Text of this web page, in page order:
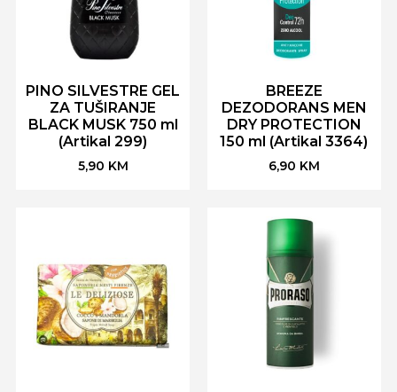
PINO SILVESTRE GEL
ZA TUŠIRANJE
BLACK MUSK 750 ml
(Artikal 299)
5,90 KM
BREEZE
DEZODORANS MEN
DRY PROTECTION
150 ml (Artikal 3364)
6,90 KM